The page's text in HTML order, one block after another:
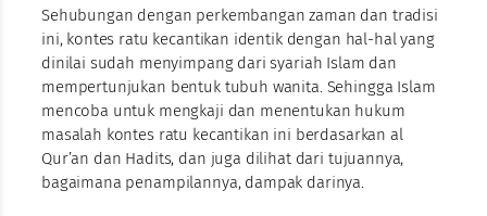
Sehubungan dengan perkembangan zaman dan tradisi
ini, kontes ratu kecantikan identik dengan hal-hal yang
dinilai sudah menyimpang dari syariah Islam dan
mempertunjukan bentuk tubuh wanita. Sehingga Islam
mencoba untuk mengkaji dan menentukan hukum
masalah kontes ratu kecantikan ini berdasarkan al
Qur’an dan Hadits, dan juga dilihat dari tujuannya,
bagaimana penampilannya, dampak darinya.